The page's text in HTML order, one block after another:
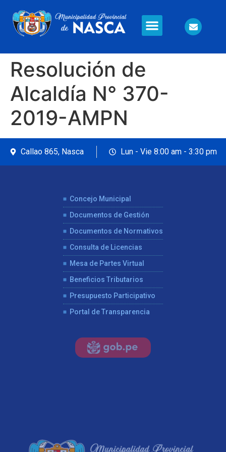
Resolución de
Alcaldía N° 370-
2019-AMPN
Callao 865, Nasca Lun - Vie 8:00 am - 3:30 pm
Concejo Municipal
Documentos de Gestión
Documentos de Normativos
Consulta de Licencias
Mesa de Partes Virtual
Beneficios Tributarios
Presupuesto Participativo
Portal de Transparencia